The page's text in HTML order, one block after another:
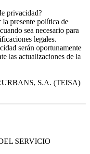
privacidad?
presente política de
sea necesario para
legales.
serán oportunamente
las actualizaciones de la
S.A. (TEISA)
SERVICIO